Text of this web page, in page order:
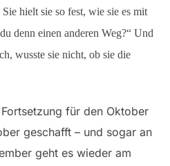
hielt sie so fest, wie sie es mit
denn einen anderen Weg?“ Und
wusste sie nicht, ob sie die
für den Oktober
geschafft – und sogar an
geht es wieder am